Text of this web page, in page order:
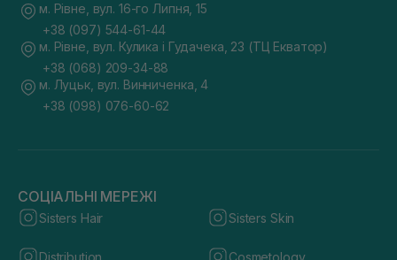
м. Рівне, вул. 16-го Липня, 15
+38 (097) 544-61-44
м. Рівне, вул. Кулика і Гудачека, 23 (ТЦ Екватор)
+38 (068) 209-34-88
м. Луцьк, вул. Винниченка, 4
+38 (098) 076-60-62
СОЦІАЛЬНІ МЕРЕЖІ
Sisters Hair Sisters Skin
Distribution Cosmetology